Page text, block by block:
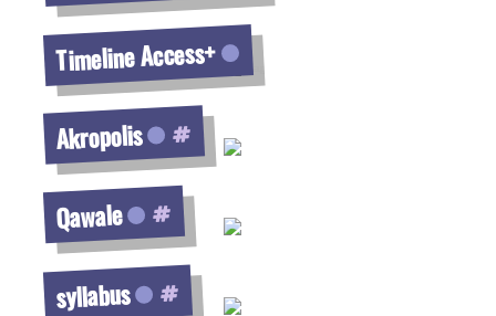
Timeline Access+
Akropolis
Qawale
Voir la fiche
syllabus